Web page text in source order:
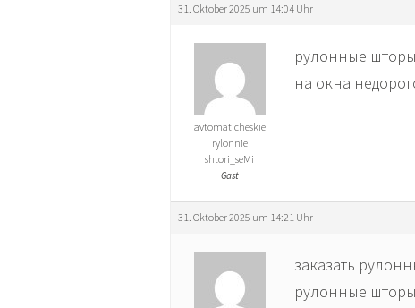
31. Oktober 2025 um 14:04 Uhr
avtomaticheskie
rylonnie
shtori_seMi
Gast
рулонные
на окна
31. Oktober 2025 um 14:21 Uhr
заказать
рулонные